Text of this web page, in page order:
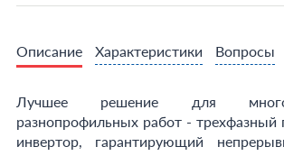
Описание Характеристики Вопросы
Лучшее решение для
разнопрофильных работ -
инвертор, гарантирующий